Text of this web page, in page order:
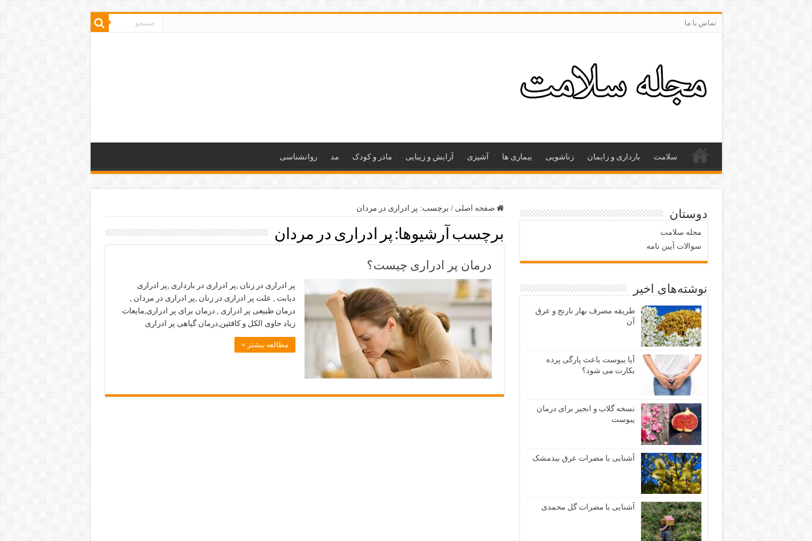
تماس با ما
سلامت بارداری و زایمان زناشویی بیماری ها آشپزی آرایش و زیبایی مادر و کودک مد روانشناسی
صفحه اصلی / برچسب: پر ادراری در مردان
برچسب آرشیوها: پر ادراری در مردان
درمان پر ادراری چیست؟
پر ادراری در زنان ,پر ادراری در بارداری ,پر ادراری
دیابت , علت پر ادراری در زنان ,پر ادراری در مردان ,
درمان طبیعی پر ادراری , درمان برای پر ادراری,مایعات
زیاد حاوی الکل و کافئین,درمان گیاهی پر ادراری
مطالعه بیشتر »
دوستان
مجله سلامت
سوالات آیین نامه
نوشته‌های اخیر
طریقه مصرف بهار نارنج و عرق
آن
آيا یبوست باعث پارگی پرده
بكارت می شود؟
نسخه گلاب و انجیر برای درمان
یبوست
آشنایی با مضرات عرق بیدمشک
آشنایی با مضرات گل محمدی